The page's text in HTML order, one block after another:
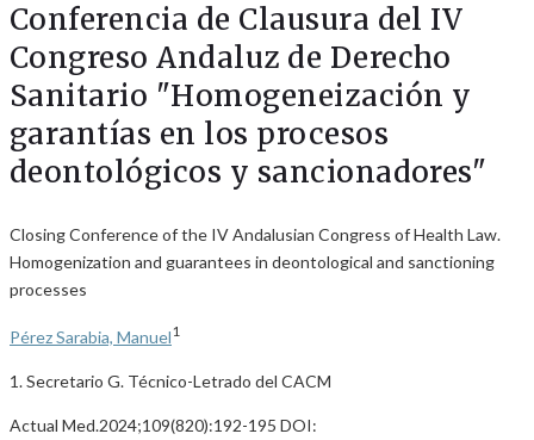
Conferencia de Clausura del IV
Congreso Andaluz de Derecho
Sanitario "Homogeneización y
garantías en los procesos
deontológicos y sancionadores"
Closing Conference of the IV Andalusian Congress of Health Law.
Homogenization and guarantees in deontological and sanctioning
processes
Pérez Sarabia, Manuel1
1. Secretario G. Técnico-Letrado del CACM
Actual Med.2024;109(820):192-195 DOI: